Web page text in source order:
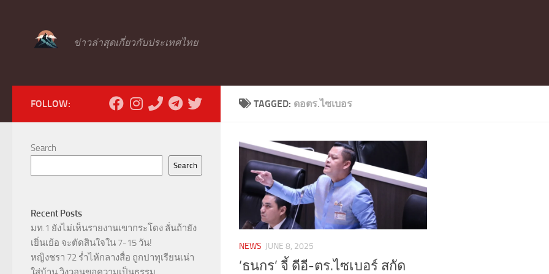
ข่าวล่าสุดเกี่ยวกับประเทศไทย
TAGGED: ดอตร.ไซเบอร
NEWS JUNE 8, 2025
‘ธนกร’ จี้ ดีอี-ตร.ไซเบอร์ สกัด
FOLLOW:
Search
Search
Recent Posts
มท.1 ยังไม่เห็นรายงานเขากระโดง ลั่นถ้ายัง
เยิ่นเย้อ จะตัดสินใจใน 7-15 วัน!
หญิงชรา 72 ร่ำไห้กลางสื่อ ถูกปาทุเรียนเน่า